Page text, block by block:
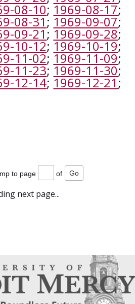
08-10;1969-08-17;
08-31;1969-09-07;
09-21;1969-09-28;
10-12;1969-10-19;
11-02;1969-11-09;
11-23;1969-11-30;
12-14;1969-12-21;
to page of
next page...